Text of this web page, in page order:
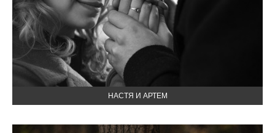
НАСТЯ И АРТЕМ